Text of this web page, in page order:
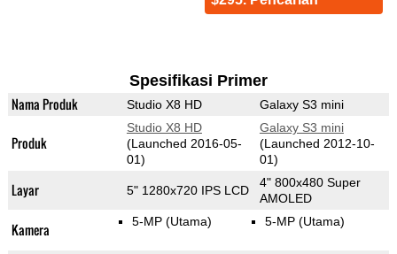
Spesifikasi Primer
Nama Produk Studio X8 HD Galaxy S3 mini
Produk
Studio X8 HD
(Launched 2016-05-
01)
Galaxy S3 mini
(Launched 2012-10-
01)
Layar 5" 1280x720 IPS LCD
4" 800x480 Super
AMOLED
Kamera 5-MP (Utama) 5-MP (Utama)